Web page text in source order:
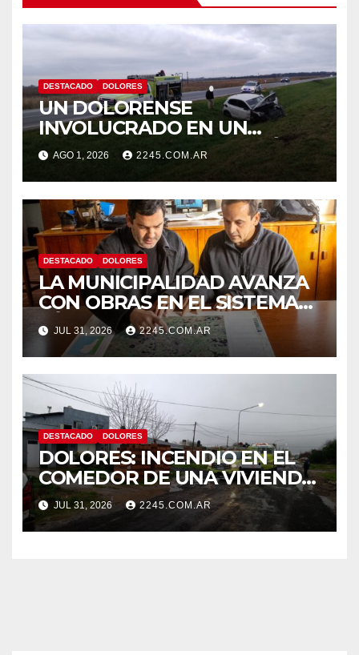
DESTACADO DOLORES
UN DOLORENSE
INVOLUCRADO EN UN
SINIESTRO QUE TERMINÓ
CON DESPISTE Y VUELCO
AGO 1, 2026 2245.COM.AR
DESTACADO DOLORES
LA MUNICIPALIDAD AVANZA
CON OBRAS EN EL SISTEMA
HÍDRICO DE DOLORES
JUL 31, 2026 2245.COM.AR
DESTACADO DOLORES
DOLORES: INCENDIO EN EL
COMEDOR DE UNA VIVIENDA
FUE CONTROLADO POR
BOMBEROS
JUL 31, 2026 2245.COM.AR